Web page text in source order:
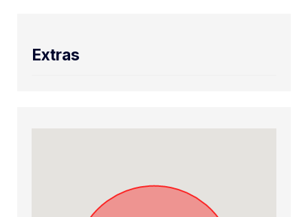
Extras